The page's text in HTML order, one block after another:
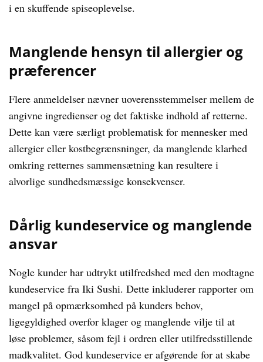
i en skuffende spiseoplevelse.
Manglende hensyn til allergier og
præferencer
Flere anmeldelser nævner uoverensstemmelser mellem de
angivne ingredienser og det faktiske indhold af retterne.
Dette kan være særligt problematisk for mennesker med
allergier eller kostbegrænsninger, da manglende klarhed
omkring retternes sammensætning kan resultere i
alvorlige sundhedsmæssige konsekvenser.
Dårlig kundeservice og manglende
ansvar
Nogle kunder har udtrykt utilfredshed med den modtagne
kundeservice fra Iki Sushi. Dette inkluderer rapporter om
mangel på opmærksomhed på kunders behov,
ligegyldighed overfor klager og manglende vilje til at
løse problemer, såsom fejl i ordren eller utilfredsstillende
madkvalitet. God kundeservice er afgørende for at skabe